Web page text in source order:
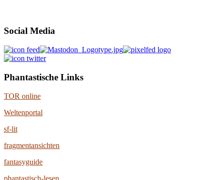
Social Media
Phantastische Links
TOR online
Weltenportal
sf-lit
fragmentansichten
fantasyguide
phantastisch-lesen